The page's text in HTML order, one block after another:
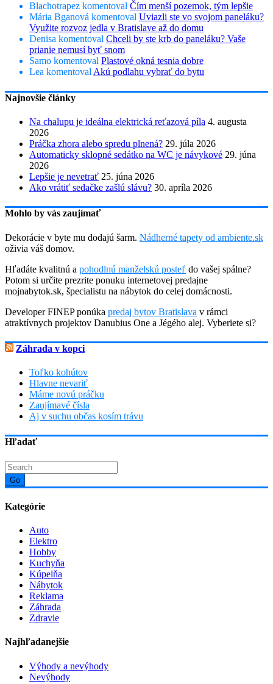
Blachotrapez komentoval Čím menší pozemok, tým lepšie
Mária Bganová komentoval Uviazli ste vo svojom paneláku?
Využite rozvoz jedla v Bratislave až do domu
Denisa komentoval Chceli by ste krb do paneláku? Vaše
prianie nemusí byť snom
Samo komentoval Plastové okná tesnia dobre
Lea komentovalAkú podlahu vybrať do bytu
Najnovšie články
Na chalupu je ideálna elektrická reťazová píla 4. augusta
2026
Práčka zhora alebo spredu plnená? 29. júla 2026
Automaticky sklopné sedátko na WC je návykové 29. júna
2026
Lepšie je nevetrať 25. júna 2026
Ako vrátiť sedačke zašlú slávu? 30. apríla 2026
Mohlo by vás zaujímať
Dekorácie v byte mu dodajú šarm. Nádherné tapety od ambiente.sk
oživia váš domov.
Hľadáte kvalitnú a pohodlnú manželskú posteľ do vašej spálne?
Potom si určite prezrite ponuku internetovej predajne
mojnabytok.sk, špecialistu na nábytok do celej domácnosti.
Developer FINEP ponúka predaj bytov Bratislava v rámci
atraktívnych projektov Danubius One a Jégého alej. Vyberiete si?
Záhrada v kopci
Toľko kohútov
Hlavne nevariť
Máme novú práčku
Zaujímavé čísla
Aj v suchu občas kosím trávu
Hľadať
Go
Kategórie
Auto
Elektro
Hobby
Kuchyňa
Kúpelňa
Nábytok
Reklama
Záhrada
Zdravie
Najhľadanejšie
Výhody a nevýhody
Nevýhody